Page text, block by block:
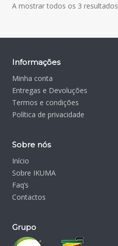
A mostrar todos os 3 resultados
Informações
Minha conta
Entregas e Devoluções
Termos e condições
Política de privacidade
Sobre nós
Início
Sobre IKUMA
Faq’s
Contactos
Grupo